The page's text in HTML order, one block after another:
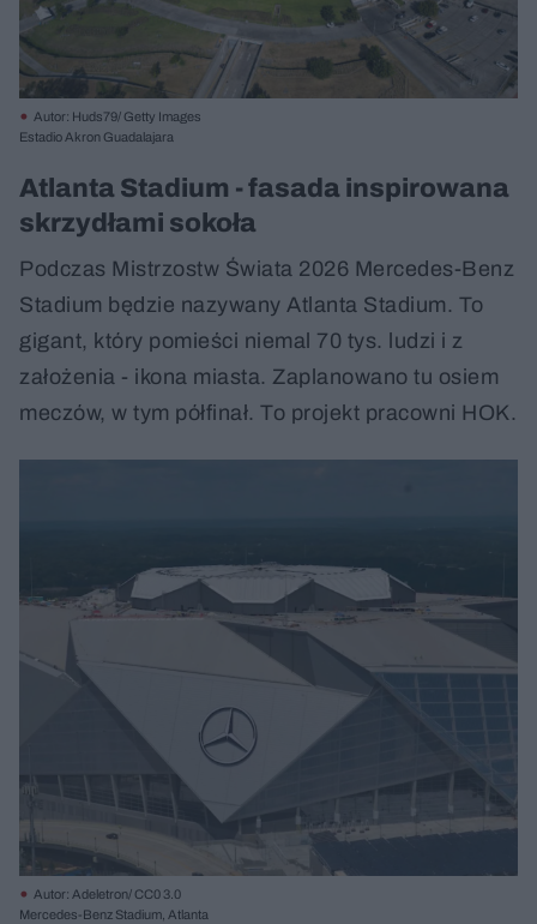
Autor: Huds79/ Getty Images
Estadio Akron Guadalajara
Atlanta Stadium - fasada inspirowana
skrzydłami sokoła
Podczas Mistrzostw Świata 2026 Mercedes-Benz
Stadium będzie nazywany Atlanta Stadium. To
gigant, który pomieści niemal 70 tys. ludzi i z
założenia - ikona miasta. Zaplanowano tu osiem
meczów, w tym półfinał. To projekt pracowni HOK.
Autor: Adeletron/ CC0 3.0
Mercedes-Benz Stadium, Atlanta